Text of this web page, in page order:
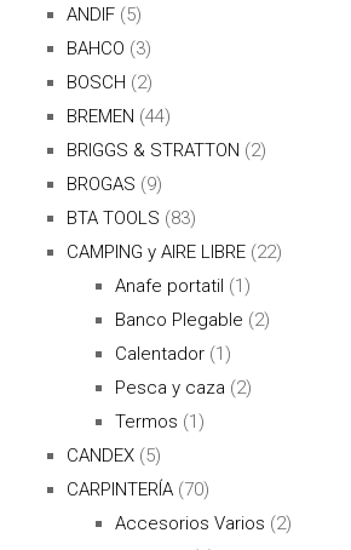
ANDIF (5)
BAHCO (3)
BOSCH (2)
BREMEN (44)
BRIGGS & STRATTON (2)
BROGAS (9)
BTA TOOLS (83)
CAMPING y AIRE LIBRE (22)
Anafe portatil (1)
Banco Plegable (2)
Calentador (1)
Pesca y caza (2)
Termos (1)
CANDEX (5)
CARPINTERÍA (70)
Accesorios Varios (2)